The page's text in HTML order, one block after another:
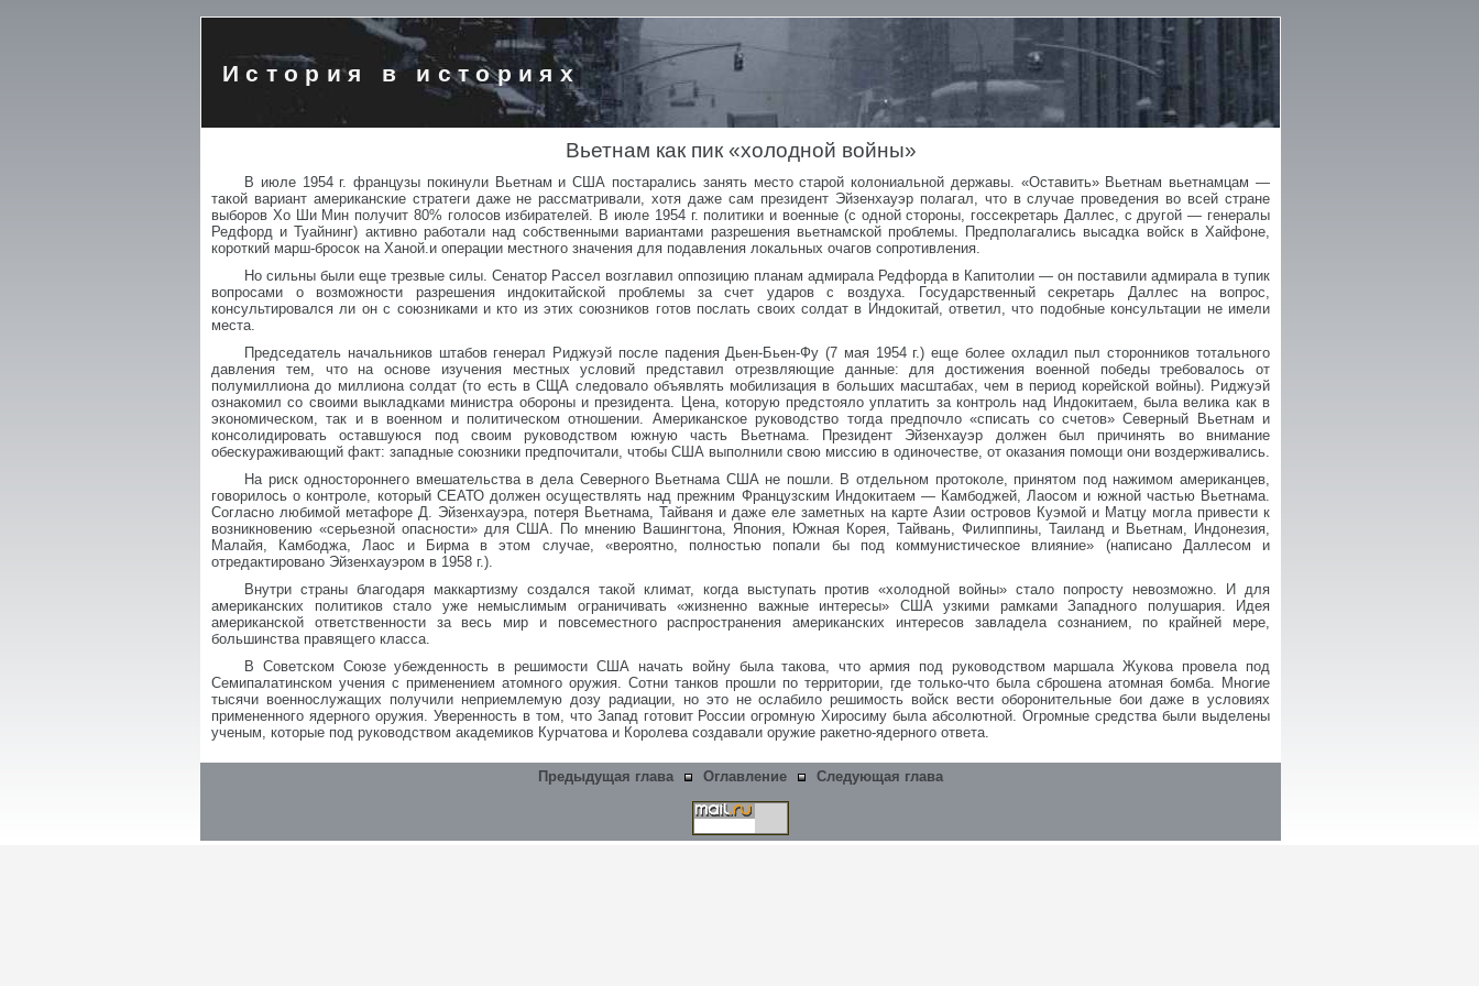
История в историях
Вьетнам как пик «холодной войны»
В июле 1954 г. французы покинули Вьетнам и США постарались занять место старой колониальной державы. «Оставить» Вьетнам вьетнамцам —
такой вариант американские стратеги даже не рассматривали, хотя даже сам президент Эйзенхауэр полагал, что в случае проведения во всей стране
выборов Хо Ши Мин получит 80% голосов избирателей. В июле 1954 г. политики и военные (с одной стороны, госсекретарь Даллес, с другой — генералы
Редфорд и Туайнинг) активно работали над собственными вариантами разрешения вьетнамской проблемы. Предполагались высадка войск в Хайфоне,
короткий марш-бросок на Ханой.и операции местного значения для подавления локальных очагов сопротивления.
Но сильны были еще трезвые силы. Сенатор Рассел возглавил оппозицию планам адмирала Редфорда в Капитолии — он поставили адмирала в тупик
вопросами о возможности разрешения индокитайской проблемы за счет ударов с воздуха. Государственный секретарь Даллес на вопрос,
консультировался ли он с союзниками и кто из этих союзников готов послать своих солдат в Индокитай, ответил, что подобные консультации не имели
места.
Председатель начальников штабов генерал Риджуэй после падения Дьен-Бьен-Фу (7 мая 1954 г.) еще более охладил пыл сторонников тотального
давления тем, что на основе изучения местных условий представил отрезвляющие данные: для достижения военной победы требовалось от
полумиллиона до миллиона солдат (то есть в СЩА следовало объявлять мобилизация в больших масштабах, чем в период корейской войны). Риджуэй
ознакомил со своими выкладками министра обороны и президента. Цена, которую предстояло уплатить за контроль над Индокитаем, была велика как в
экономическом, так и в военном и политическом отношении. Американское руководство тогда предпочло «списать со счетов» Северный Вьетнам и
консолидировать оставшуюся под своим руководством южную часть Вьетнама. Президент Эйзенхауэр должен был причинять во внимание
обескураживающий факт: западные союзники предпочитали, чтобы США выполнили свою миссию в одиночестве, от оказания помощи они воздерживались.
На риск одностороннего вмешательства в дела Северного Вьетнама США не пошли. В отдельном протоколе, принятом под нажимом американцев,
говорилось о контроле, который СЕАТО должен осуществлять над прежним Французским Индокитаем — Камбоджей, Лаосом и южной частью Вьетнама.
Согласно любимой метафоре Д. Эйзенхауэра, потеря Вьетнама, Тайваня и даже еле заметных на карте Азии островов Куэмой и Матцу могла привести к
возникновению «серьезной опасности» для США. По мнению Вашингтона, Япония, Южная Корея, Тайвань, Филиппины, Таиланд и Вьетнам, Индонезия,
Малайя, Камбоджа, Лаос и Бирма в этом случае, «вероятно, полностью попали бы под коммунистическое влияние» (написано Даллесом и
отредактировано Эйзенхауэром в 1958 г.).
Внутри страны благодаря маккартизму создался такой климат, когда выступать против «холодной войны» стало попросту невозможно. И для
американских политиков стало уже немыслимым ограничивать «жизненно важные интересы» США узкими рамками Западного полушария. Идея
американской ответственности за весь мир и повсеместного распространения американских интересов завладела сознанием, по крайней мере,
большинства правящего класса.
В Советском Союзе убежденность в решимости США начать войну была такова, что армия под руководством маршала Жукова провела под
Семипалатинском учения с применением атомного оружия. Сотни танков прошли по территории, где только-что была сброшена атомная бомба. Многие
тысячи военнослужащих получили неприемлемую дозу радиации, но это не ослабило решимость войск вести оборонительные бои даже в условиях
примененного ядерного оружия. Уверенность в том, что Запад готовит России огромную Хиросиму была абсолютной. Огромные средства были выделены
ученым, которые под руководством академиков Курчатова и Королева создавали оружие ракетно-ядерного ответа.
Предыдущая глава Оглавление Следующая глава